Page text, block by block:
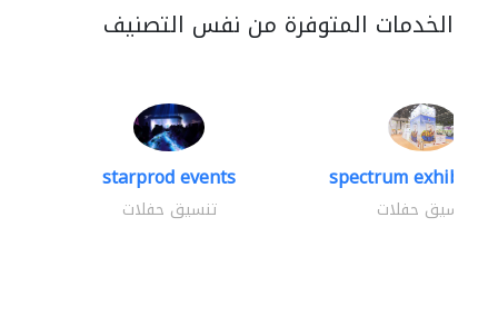
الخدمات المتوفرة من نفس التصنيف
starprod events
تنسيق حفلات
spectrum
تنسيق حفلات